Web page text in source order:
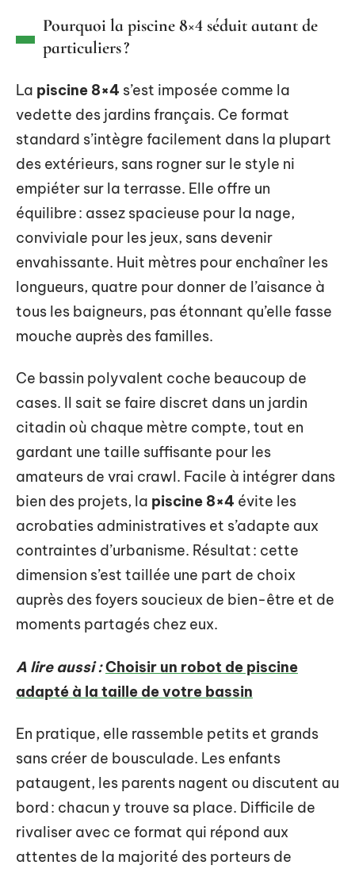
Pourquoi la piscine 8×4 séduit autant de
particuliers ?
La piscine 8×4 s’est imposée comme la
vedette des jardins français. Ce format
standard s’intègre facilement dans la plupart
des extérieurs, sans rogner sur le style ni
empiéter sur la terrasse. Elle offre un
équilibre : assez spacieuse pour la nage,
conviviale pour les jeux, sans devenir
envahissante. Huit mètres pour enchaîner les
longueurs, quatre pour donner de l’aisance à
tous les baigneurs, pas étonnant qu’elle fasse
mouche auprès des familles.
Ce bassin polyvalent coche beaucoup de
cases. Il sait se faire discret dans un jardin
citadin où chaque mètre compte, tout en
gardant une taille suffisante pour les
amateurs de vrai crawl. Facile à intégrer dans
bien des projets, la piscine 8×4 évite les
acrobaties administratives et s’adapte aux
contraintes d’urbanisme. Résultat : cette
dimension s’est taillée une part de choix
auprès des foyers soucieux de bien-être et de
moments partagés chez eux.
A lire aussi :Choisir un robot de piscine
adapté à la taille de votre bassin
En pratique, elle rassemble petits et grands
sans créer de bousculade. Les enfants
pataugent, les parents nagent ou discutent au
bord : chacun y trouve sa place. Difficile de
rivaliser avec ce format qui répond aux
attentes de la majorité des porteurs de